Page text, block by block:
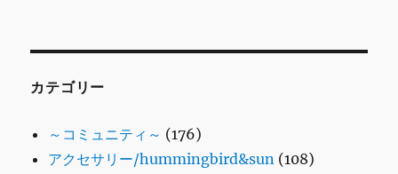
カテゴリー
～コミュニティ～ (176)
アクセサリー/hummingbird&sun (108)